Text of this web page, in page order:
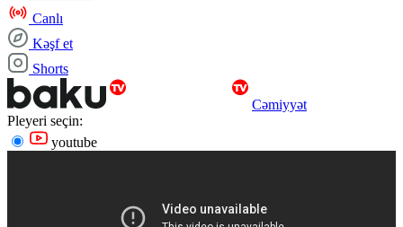
Canlı
Kəşf et
Shorts
Cəmiyyət
Pleyeri seçin:
youtube